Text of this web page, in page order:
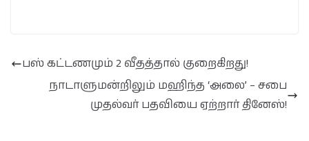
பஸ் கட்டணமும் 2 வீதத்தால் குறைகிறது!
நாடாளுமன்றிலும் மஹிந்த ‘அலை’ – சபை
முதல்வர் பதவியை ஏற்றார் தினேஸ்!